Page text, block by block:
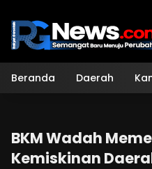
konten
Beranda Daerah
BKM Wadah
Kemiskinan